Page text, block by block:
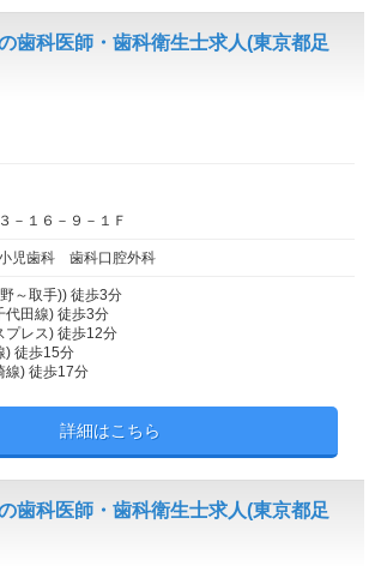
歯科医師・歯科衛生士求人(東京都足
－１６－９－１Ｆ
歯科 歯科口腔外科
～取手)) 徒歩3分
代田線) 徒歩3分
プレス) 徒歩12分
) 徒歩15分
線) 徒歩17分
詳細はこちら
歯科医師・歯科衛生士求人(東京都足